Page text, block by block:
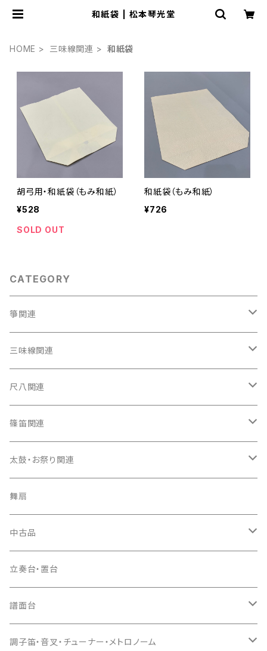
和紙袋 | 松本琴光堂
HOME 三味線関連 和紙袋
胡弓用・和紙袋（もみ和紙）
¥528
SOLD OUT
和紙袋（もみ和紙）
¥726
CATEGORY
箏関連
箏（本体）
箏カバー
箏袋
口前袋・尾布
爪・爪輪
爪入
爪駒入
猫足入
爪ばさみ
三味線関連
三味線（本体）
三味線ケース
長トランク・三ツ折トランク
ソフトケース
雨用カバー
長袋・三ツ組袋・胴袋
胴掛
根緒
糸
(丸三) 寿糸
駒
尺八関連
尺八（本体）
尺八袋
歌口キャップ
つゆ切り
篠笛関連
篠笛（本体）
お祭り用６穴
お祭り用７穴
篠笛袋
太鼓・お祭り関連
太鼓（本体）
太鼓撥
手拍子（チャンチャン）
当り鉦
シュモク（当り鉦バチ）
舞扇
中古品
箏（本体）
三味線（本体）
立奏台・置台
譜面台
座奏用譜面台
調子笛・音叉・チューナー・メトロノーム